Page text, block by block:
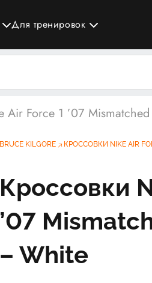
Для тренировок
Air Force 1 ’07
BRUCE KILGORE КРОССОВКИ NIKE AIR
Кроссовки
’07
– White